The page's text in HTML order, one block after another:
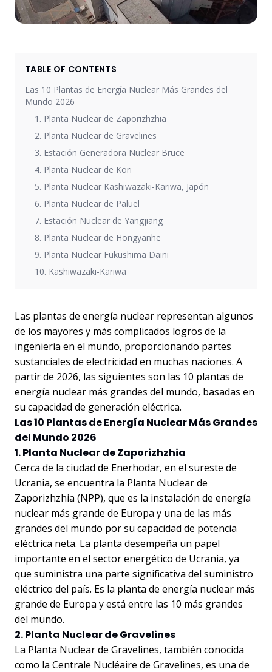
TABLE OF CONTENTS
Las 10 Plantas de Energía Nuclear Más Grandes del
Mundo 2026
1. Planta Nuclear de Zaporizhzhia
2. Planta Nuclear de Gravelines
3. Estación Generadora Nuclear Bruce
4. Planta Nuclear de Kori
5. Planta Nuclear Kashiwazaki-Kariwa, Japón
6. Planta Nuclear de Paluel
7. Estación Nuclear de Yangjiang
8. Planta Nuclear de Hongyanhe
9. Planta Nuclear Fukushima Daini
10. Kashiwazaki-Kariwa
Las plantas de energía nuclear representan algunos
de los mayores y más complicados logros de la
ingeniería en el mundo, proporcionando partes
sustanciales de electricidad en muchas naciones. A
partir de 2026, las siguientes son las 10 plantas de
energía nuclear más grandes del mundo, basadas en
su capacidad de generación eléctrica.
Las 10 Plantas de Energía Nuclear Más Grandes
del Mundo 2026
1. Planta Nuclear de Zaporizhzhia
Cerca de la ciudad de Enerhodar, en el sureste de
Ucrania, se encuentra la Planta Nuclear de
Zaporizhzhia (NPP), que es la instalación de energía
nuclear más grande de Europa y una de las más
grandes del mundo por su capacidad de potencia
eléctrica neta. La planta desempeña un papel
importante en el sector energético de Ucrania, ya
que suministra una parte significativa del suministro
eléctrico del país. Es la planta de energía nuclear más
grande de Europa y está entre las 10 más grandes
del mundo.
2. Planta Nuclear de Gravelines
La Planta Nuclear de Gravelines, también conocida
como la Centrale Nucléaire de Gravelines, es una de